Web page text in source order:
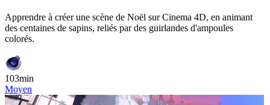
Apprendre à créer une scène de Noël sur Cinema 4D, en animant
des centaines de sapins, reliés par des guirlandes d'ampoules
colorés.
103min
Moyen